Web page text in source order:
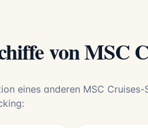
von MSC
eines anderen MSC